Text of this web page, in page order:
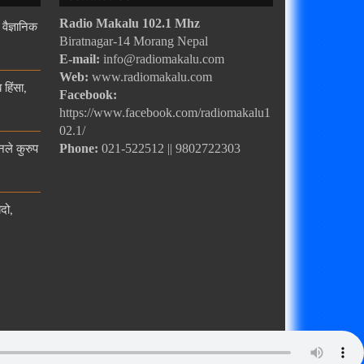
कुरुप
Radio Makalu 102.1 Mhz
Biratnagar-14 Morang Nepal
E-mail: info@radiomakalu.com
Web: www.radiomakalu.com
Facebook:
https://www.facebook.com/radiomakalu1
02.1/
Phone: 021-522512 || 9802722303
Powered byWebsoft University Pvt. Ltd.